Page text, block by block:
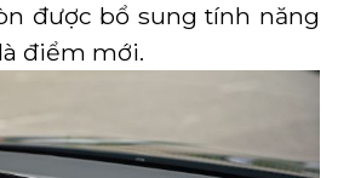
được bổ sung tính năng
điểm mới.